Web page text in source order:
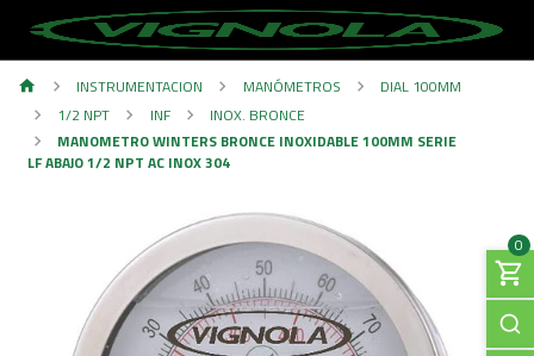
0
INSTRUMENTACION MANÓMETROS
DIAL 100MM
1/2 NPT
INF
INOX. BRONCE
MANOMETRO WINTERS BRONCE INOXIDABLE 100MM SERIE
LF ABAJO 1/2 NPT AC INOX 304